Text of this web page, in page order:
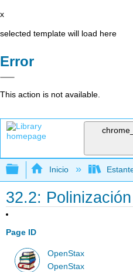
x
selected template will load here
Error
This action is not available.
Expandir/contraer
Inicio
32.2:
Page ID
OpenStax
OpenStax